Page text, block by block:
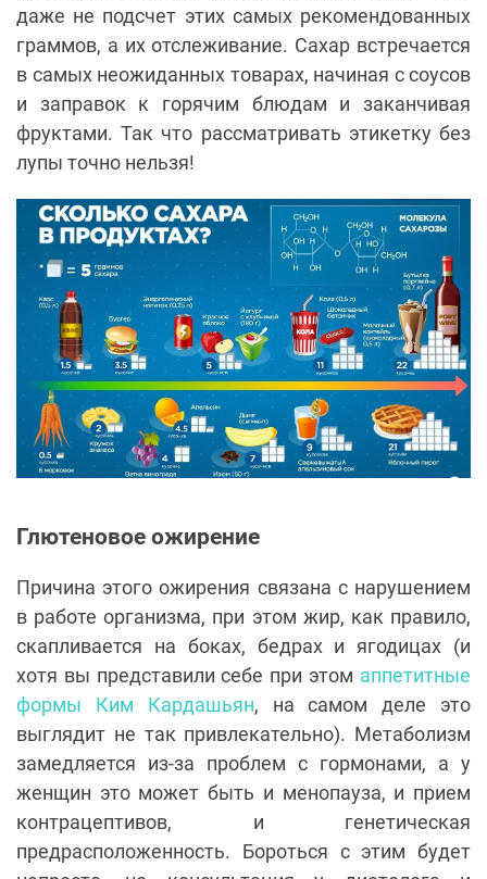
даже не подсчет этих самых рекомендованных
граммов, а их отслеживание. Сахар встречается
в самых неожиданных товарах, начиная с соусов
и заправок к горячим блюдам и заканчивая
фруктами. Так что рассматривать этикетку без
лупы точно нельзя!
Глютеновое ожирение
Причина этого ожирения связана с нарушением
в работе организма, при этом жир, как правило,
скапливается на боках, бедрах и ягодицах (и
хотя вы представили себе при этом аппетитные
формы Ким Кардашьян, на самом деле это
выглядит не так привлекательно). Метаболизм
замедляется из-за проблем с гормонами, а у
женщин это может быть и менопауза, и прием
контрацептивов, и генетическая
предрасположенность. Бороться с этим будет